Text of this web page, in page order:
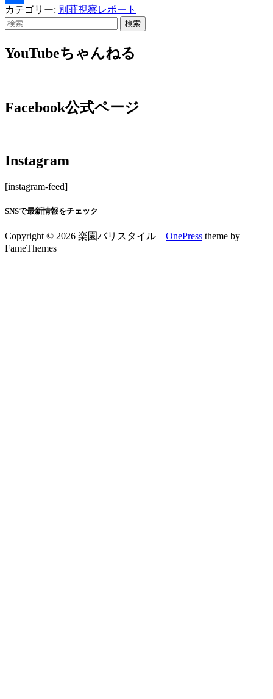
共
有
カテゴリー: 別荘視察レポート
検
YouTubeちゃんねる
Facebook公式ページ
Instagram
[instagram-feed]
SNSで最新情報をチェック
Copyright © 2026 楽園バリスタイル – OnePress theme by
FameThemes